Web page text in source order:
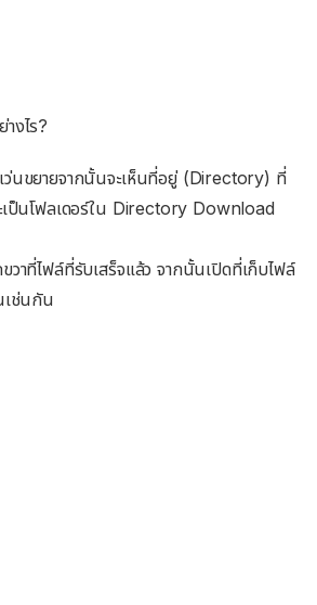
งไร?
นขยายจากนั้นจะเห็นที่อยู่ (Directory) ที่
เป็นโฟลเดอร์ใน Directory Download
าที่ไฟล์ที่รับเสร็จแล้ว จากนั้นเปิดที่เก็บไฟล์
เช่นกัน